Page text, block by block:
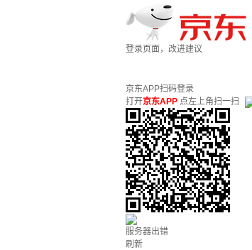
登录页面，改进建议
京东APP扫码登录
打开京东APP 点左上角扫一扫
服务器出错
刷新